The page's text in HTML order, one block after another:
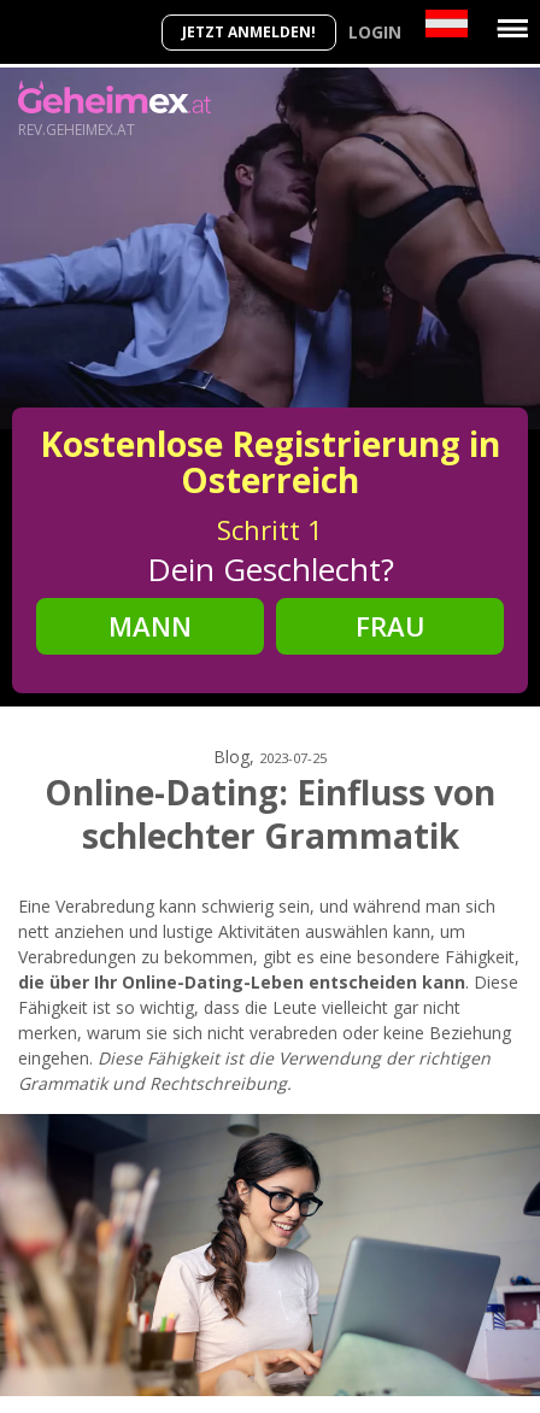
JETZT ANMELDEN! LOGIN
REV.GEHEIMEX.AT
Kostenlose Registrierung in
Osterreich
Schritt 1
Dein Geschlecht?
MANN
FRAU
Schritt2
Schritt 3
Deine E-Mail?
Mit meiner Anmeldung erkläre ich mich mit den
Nutzungsbedingungenund derDatenschutzerklärung
einverstanden. Ich erhalte Informationen und Angebote des
Betreibers per E-Mail, der Zusendung kann ich jederzeit
widersprechen.
JETZT ANMELDEN!
Blog, 2023-07-25
Online-Dating: Einfluss von
schlechter Grammatik
Eine Verabredung kann schwierig sein, und während man sich
nett anziehen und lustige Aktivitäten auswählen kann, um
Verabredungen zu bekommen, gibt es eine besondere Fähigkeit,
die über Ihr Online-Dating-Leben entscheiden kann. Diese
Fähigkeit ist so wichtig, dass die Leute vielleicht gar nicht
merken, warum sie sich nicht verabreden oder keine Beziehung
eingehen. Diese Fähigkeit ist die Verwendung der richtigen
Grammatik und Rechtschreibung.